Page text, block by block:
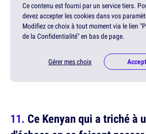
Ce contenu est fourni par un service tiers.
devez accepter les cookies dans vos
Modifiez ce choix à tout moment via le lien
de la Confidentialité" en bas de page.
Gérer mes choix
Ce Kenyan qui a triché à